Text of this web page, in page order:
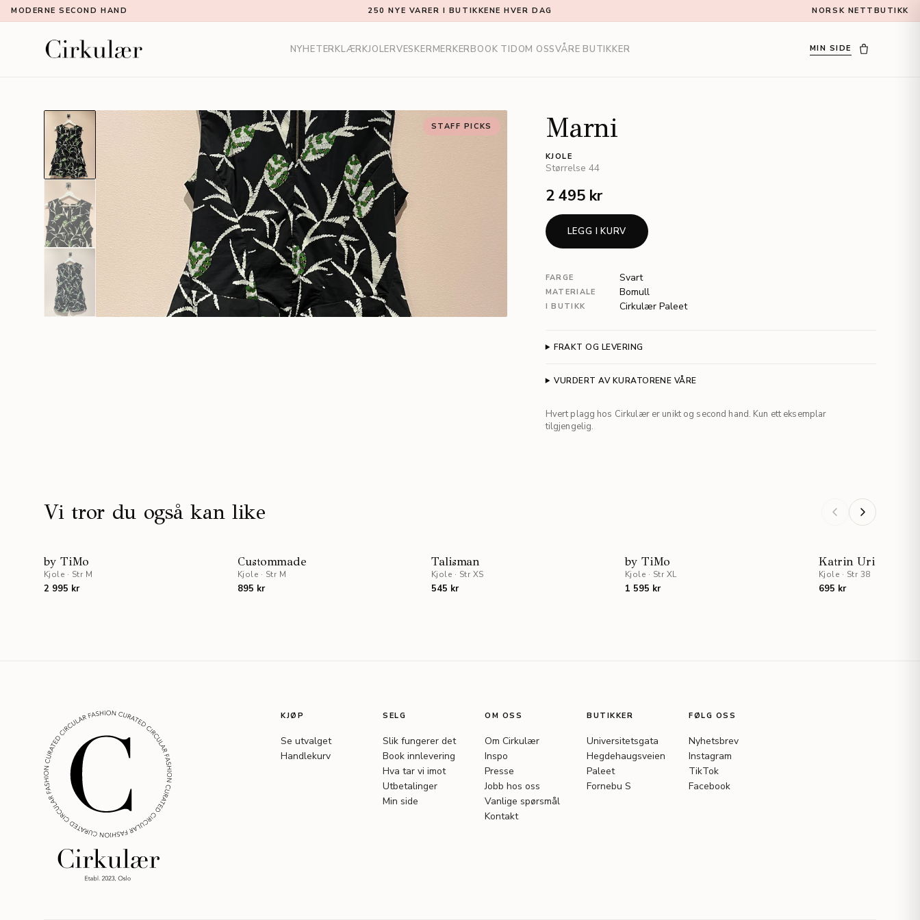
MODERNE SECOND HAND 250 NYE VARER I BUTIKKENE HVER DAG NORSK NETTBUTIKK
NYHETERKLÆRKJOLERVESKERMERKERBOOK TIDOM OSSVÅRE BUTIKKER MIN SIDE
STAFF PICKS Marni
KJOLE
Størrelse 44
2 495 kr
LEGG I KURV
FARGE Svart
MATERIALE Bomull
I BUTIKK Cirkulær Paleet
FRAKT OG LEVERING
VURDERT AV KURATORENE VÅRE
Hvert plagg hos Cirkulær er unikt og second hand. Kun ett eksemplar
tilgjengelig.
Vi tror du også kan like
by TiMo
Kjole · Str M
2 995 kr
Custommade
Kjole · Str M
895 kr
Talisman
Kjole · Str XS
545 kr
by TiMo
Kjole · Str XL
1 595 kr
Katrin Uri
Kjole · Str 38
695 kr
KJØP
Se utvalget
Handlekurv
SELG
Slik fungerer det
Book innlevering
Hva tar vi imot
Utbetalinger
Min side
OM OSS
Om Cirkulær
Inspo
Presse
Jobb hos oss
Vanlige spørsmål
Kontakt
BUTIKKER
Universitetsgata
Hegdehaugsveien
Paleet
Fornebu S
FØLG OSS
Nyhetsbrev
Instagram
TikTok
Facebook